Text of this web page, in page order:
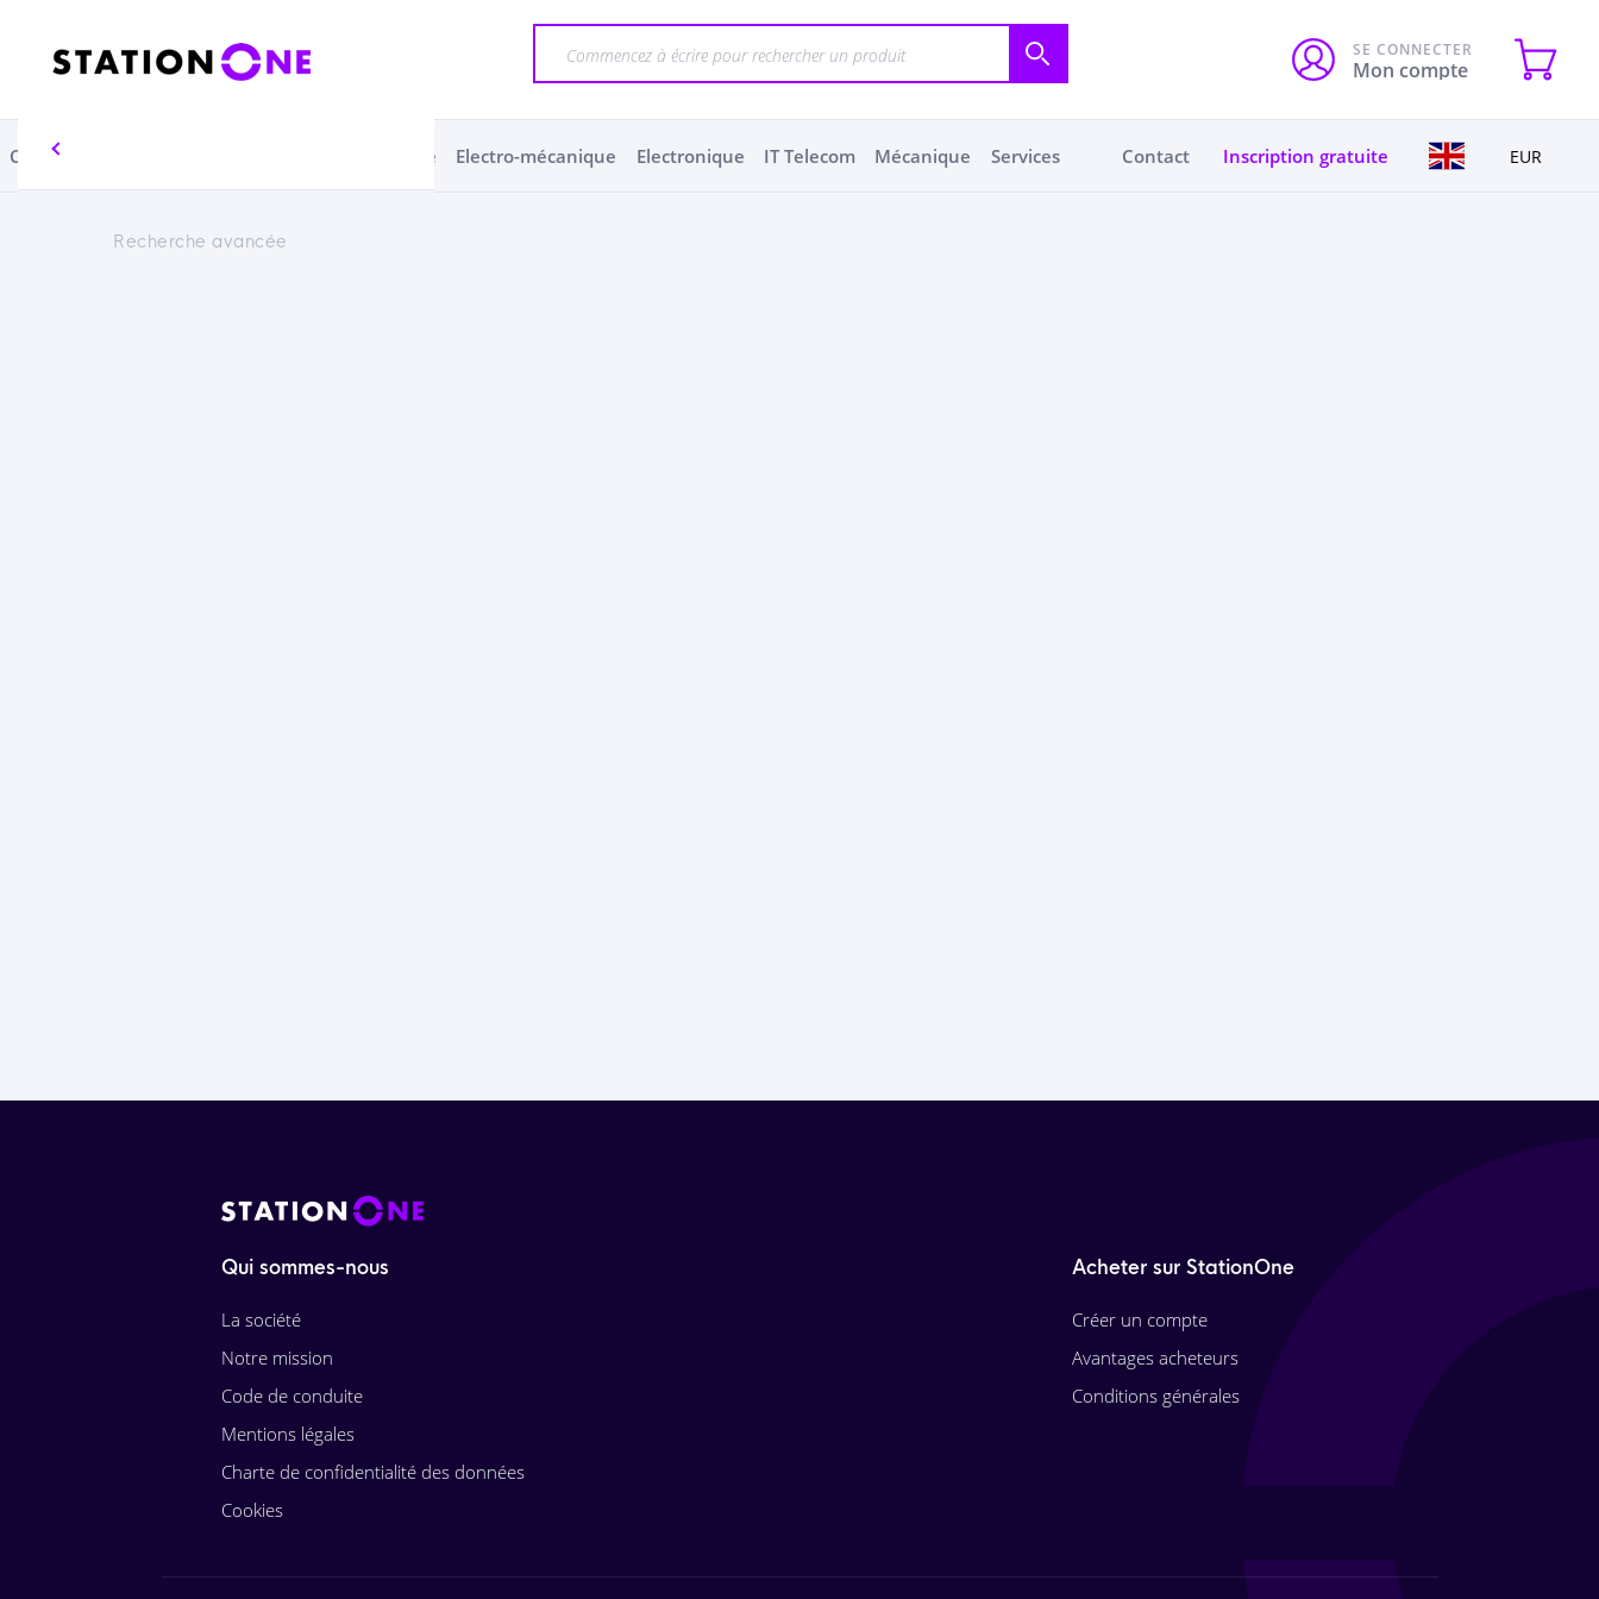
SE CONNECTER
Mon compte
Consommables Electrique Electro-mécanique Electronique IT Telecom Mécanique Services Contact Inscription gratuite EUR
Recherche avancée
Qui sommes-nous
La société
Notre mission
Code de conduite
Mentions légales
Charte de confidentialité des données
Cookies
Acheter sur StationOne
Créer un compte
Avantages acheteurs
Conditions générales